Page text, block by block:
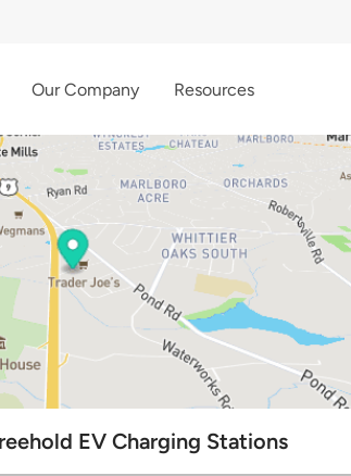
Our Company Resources
EV Charging Stations